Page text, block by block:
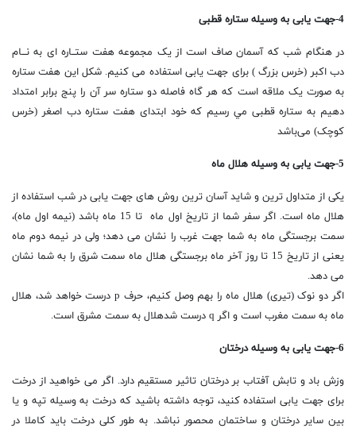
4-جهت یابی به وسیله ستاره قطبی
در هنگام شب که آسمان صاف است از یک مجموعه هفت ستــاره ای به نـــام
دب اکبر (خرس بزرگ ) برای جهت یابی استفاده می كنيم. شکل این هفت ستاره
به صورت یک ملاقه است كه هر گاه فاصله دو ستاره سر آن را پنج برابر امتداد
دهیم به ستاره قطبی مي رسیم كه خود ابتدای هفت ستاره دب اصغر (خرس
كوچک) می‌باشد
5-جهت یابی به وسیله هلال ماه
یکی از متداول ترین و شاید آسان ترین روش های جهت یابی در شب استفاده از
هلال ماه است. اگر سفر شما از تاریخ اول ماه تا 15 ماه باشد (نیمه اول ماه)،
سمت برجستگی ماه به شما جهت غرب را نشان می دهد؛ ولی در نیمه دوم ماه
یعنی از تاریخ 15 تا روز آخر ماه برجستگی هلال ماه سمت شرق را به شما نشان
می دهد.
اگر دو نوک (تیری) هلال ماه را بهم وصل کنیم، حرف p درست خواهد شد، هلال
ماه به سمت مغرب است و اگر q درست شدهلال به سمت مشرق است.
6-جهت یابی به وسیله درختان
وزش باد و تابش آفتاب بر درختان تاثیر مستقیم دارد. اگر می خواهید از درخت
برای جهت یابی استفاده کنید، توجه داشته باشید که درخت به وسیله تپه و یا
بین سایر درختان و ساختمان محصور نباشد. به طور کلی درخت باید کاملا در